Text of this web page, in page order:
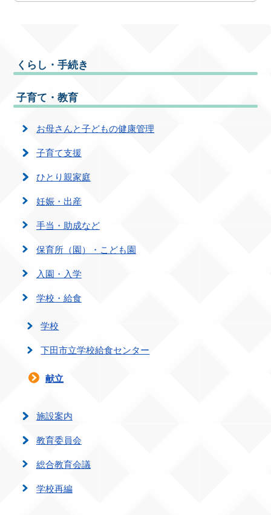
くらし・手続き
子育て・教育
お母さんと子どもの健康管理
子育て支援
ひとり親家庭
妊娠・出産
手当・助成など
保育所（園）・こども園
入園・入学
学校・給食
学校
下田市立学校給食センター
献立
施設案内
教育委員会
総合教育会議
学校再編